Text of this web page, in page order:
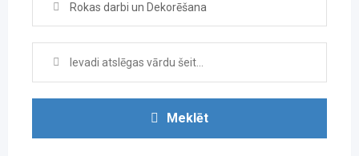
Rokas darbi un Dekorēšana
Meklēt